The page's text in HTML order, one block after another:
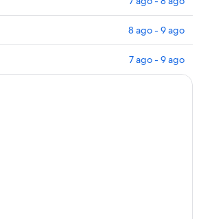
8 ago - 9 ago
7 ago - 9 ago